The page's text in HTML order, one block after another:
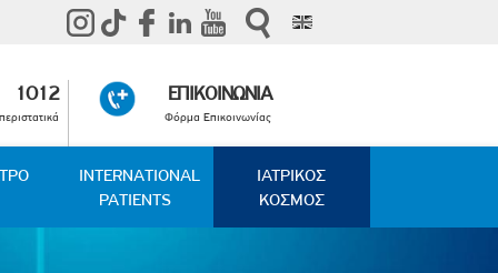
1012 ΕΠΙΚΟΙΝΩΝΙΑ
Φόρμα Επικοινωνίας
INTERNATIONAL
PATIENTS
ΙΑΤΡΙΚΟΣ
ΚΟΣΜΟΣ